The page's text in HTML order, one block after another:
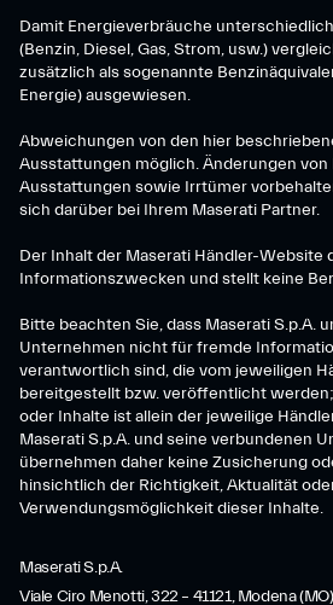
Damit Energieverbräuche
(Benzin, Diesel, Gas, Strom, usw.)
zusätzlich als sogenannte
Energie) ausgewiesen.
Abweichungen von den hier
Ausstattungen möglich. Änderungen
Ausstattungen sowie Irrtümer
sich darüber bei Ihrem Maserati Partner.
Der Inhalt der Maserati Händler-Website
Informationszwecken und stellt keine
Bitte beachten Sie, dass Maserati S.p.A.
Unternehmen nicht für fremde
verantwortlich sind, die vom jeweiligen
bereitgestellt bzw. veröffentlicht
oder Inhalte ist allein der jeweilige
Maserati S.p.A. und seine verbundenen
übernehmen daher keine Zusicherung
hinsichtlich der Richtigkeit, Aktualität
Verwendungsmöglichkeit dieser Inhalte.
Maserati S.p.A.
Viale Ciro Menotti, 322 – 41121, Modena